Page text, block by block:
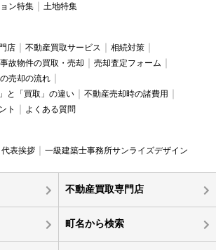
ン特集 土地特集
店 不動産買取サービス
相続対策
故物件の買取・売却
売却査定フォーム
売却の流れ
と「買取」の違い
不動産売却時の諸費用
ト
よくある質問
代表挨拶 一級建築士事務所サンライズデザイン
不動産買取専門店
町名から検索